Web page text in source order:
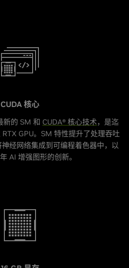
CUDA 核心
新的 SM 和 CUDA® 核心技术，是迄
GPU。SM 特性提升了处理吞吐
经网络集成到可编程着色器中，以
AI 增强图形的创新。